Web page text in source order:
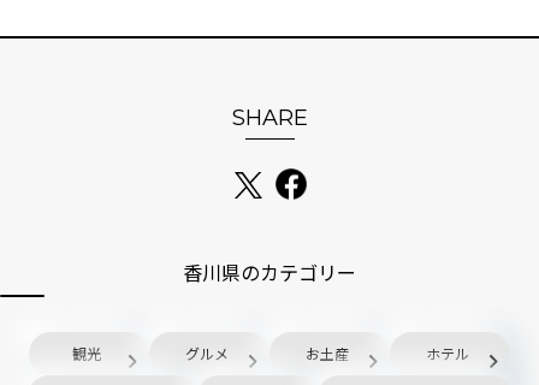
SHARE
香川県のカテゴリー
観光 グルメ お土産 ホテル